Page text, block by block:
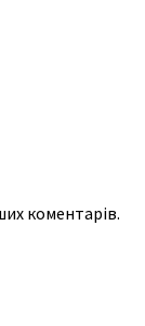
коментарів.